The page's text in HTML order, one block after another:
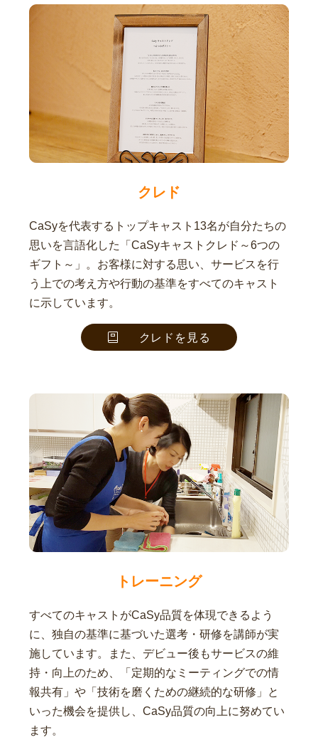
クレド
CaSyを代表するトップキャスト13名が自分たちの
思いを言語化した「CaSyキャストクレド～6つの
ギフト～」。お客様に対する思い、サービスを行
う上での考え方や行動の基準をすべてのキャスト
に示しています。
クレドを見る
トレーニング
すべてのキャストがCaSy品質を体現できるよう
に、独自の基準に基づいた選考・研修を講師が実
施しています。また、デビュー後もサービスの維
持・向上のため、「定期的なミーティングでの情
報共有」や「技術を磨くための継続的な研修」と
いった機会を提供し、CaSy品質の向上に努めてい
ます。